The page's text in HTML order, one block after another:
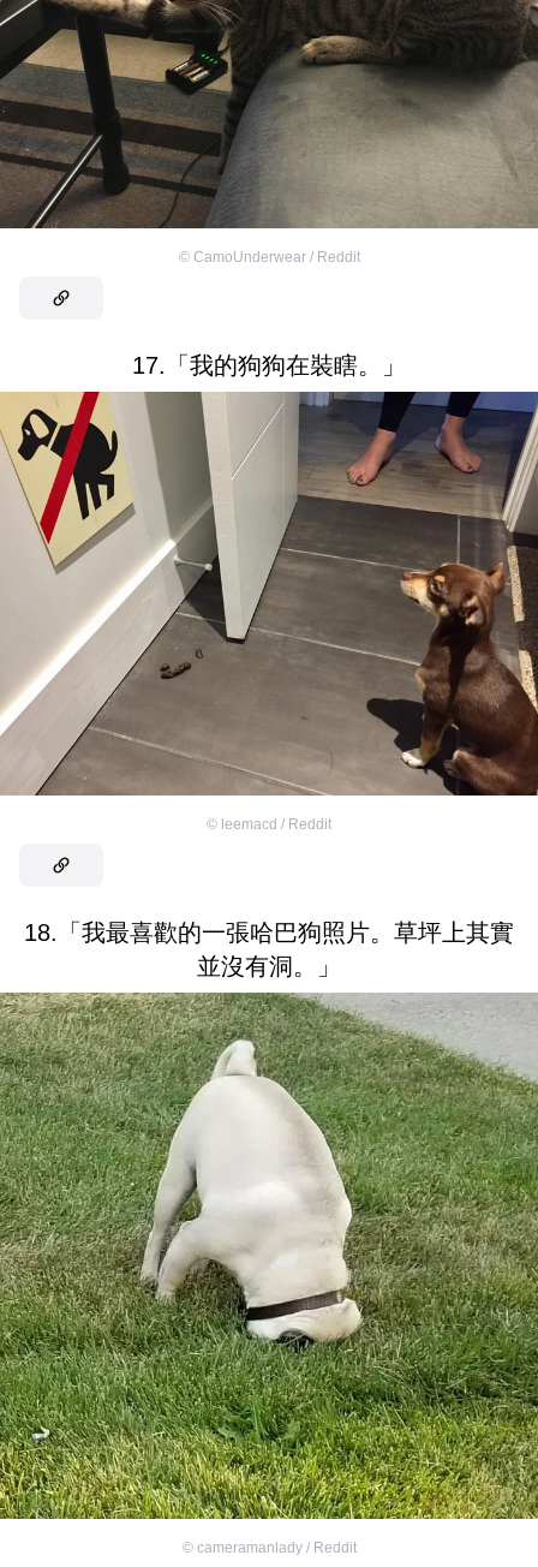
© CamoUnderwear / Reddit
17.「我的狗狗在裝瞎。」
© leemacd / Reddit
18.「我最喜歡的一張哈巴狗照片。草坪上其實
並沒有洞。」
© cameramanlady / Reddit